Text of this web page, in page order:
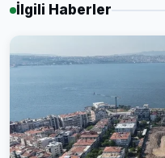
İlgili Haberler